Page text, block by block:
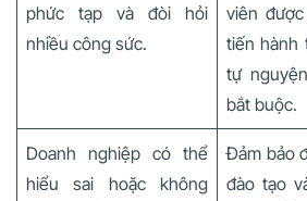
phức tạp và đòi hỏi
nhiều công sức.
viên
tiến hành
tự
bắt buộc.
Doanh nghiệp có thể
hiểu sai hoặc không
Đảm bảo
đào tạo